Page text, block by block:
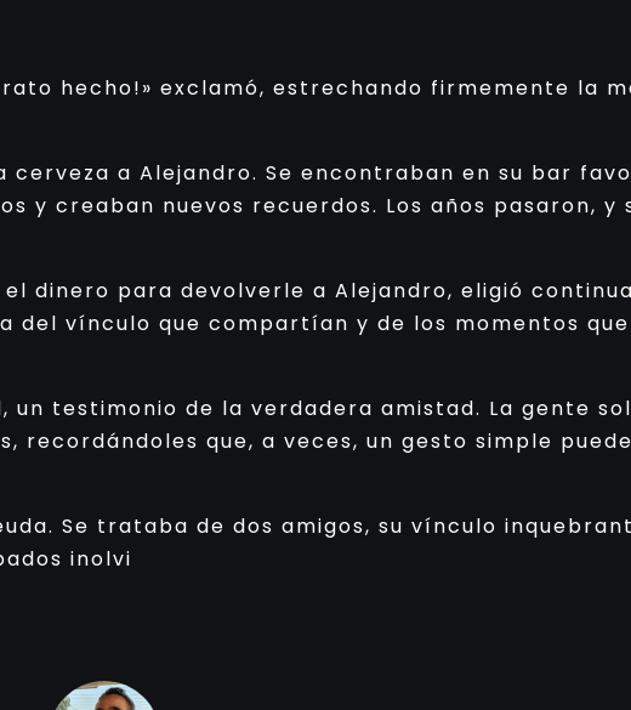
hecho!» exclamó, estrechando firmemente la
cerveza a Alejandro. Se encontraban en su bar
y creaban nuevos recuerdos. Los años pasaron, y
dinero para devolverle a Alejandro, eligió
del vínculo que compartían y de los momentos
testimonio de la verdadera amistad. La gente
recordándoles que, a veces, un gesto simple
Se trataba de dos amigos, su vínculo
inolvi